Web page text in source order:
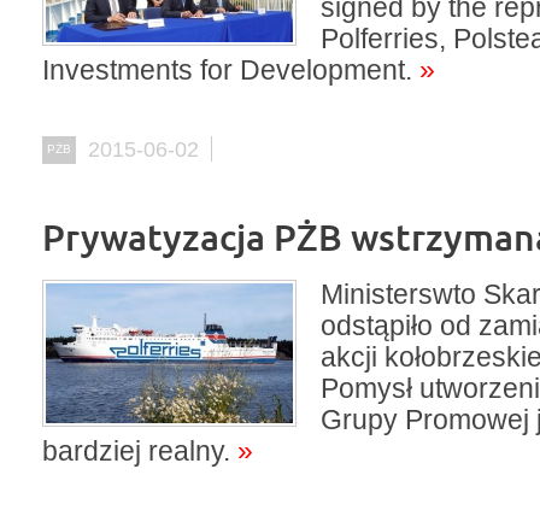
signed by the
Polferries,
Investments for Development. »
PŻB 2015-06-02
Prywatyzacja PŻB
Ministerswto
odstąpiło od
akcji
Pomysł
Grupy Promowej
bardziej realny. »